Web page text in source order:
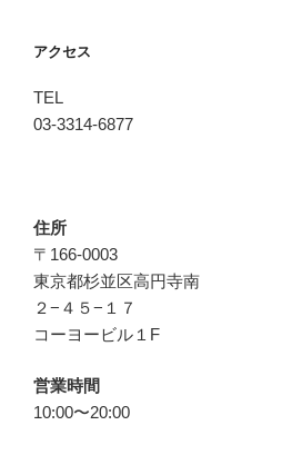
アクセス
TEL
03-3314-6877
住所
〒166-0003
東京都杉並区高円寺南
２−４５−１７
コーヨービル１F
営業時間
10:00〜20:00